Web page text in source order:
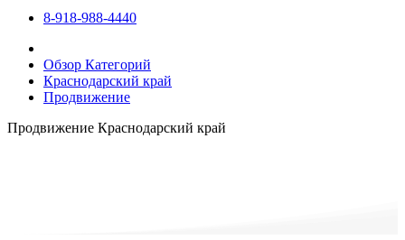
8-918-988-4440
Обзор Категорий
Краснодарский край
Продвижение
Продвижение Краснодарский край